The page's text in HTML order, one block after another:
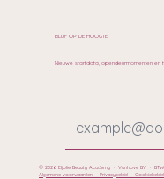
BLIJF OP DE HOOGTE
Nieuwe startdata, opendeurmomenten en
© 2026 Eljolie Beauty Academy · Vanhove BV · BTW
Algemene voorwaardenPrivacybeleid